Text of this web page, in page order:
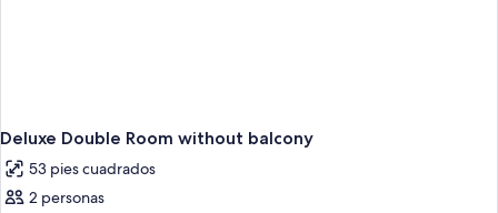
Deluxe Double Room without balcony
53 pies cuadrados
2 personas